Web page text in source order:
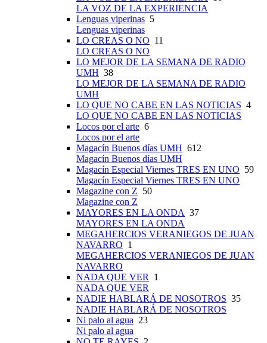
LA VOZ DE LA EXPERIENCIA
Lenguas viperinas 5
Lenguas viperinas
LO CREAS O NO 11
LO CREAS O NO
LO MEJOR DE LA SEMANA DE RADIO
UMH 38
LO MEJOR DE LA SEMANA DE RADIO
UMH
LO QUE NO CABE EN LAS NOTICIAS 4
LO QUE NO CABE EN LAS NOTICIAS
Locos por el arte 6
Locos por el arte
Magacín Buenos días UMH 612
Magacín Buenos días UMH
Magacín Especial Viernes TRES EN UNO 59
Magacín Especial Viernes TRES EN UNO
Magazine con Z 50
Magazine con Z
MAYORES EN LA ONDA 37
MAYORES EN LA ONDA
MEGAHERCIOS VERANIEGOS DE JUAN
NAVARRO 1
MEGAHERCIOS VERANIEGOS DE JUAN
NAVARRO
NADA QUE VER 1
NADA QUE VER
NADIE HABLARÁ DE NOSOTROS 35
NADIE HABLARÁ DE NOSOTROS
Ni palo al agua 23
Ni palo al agua